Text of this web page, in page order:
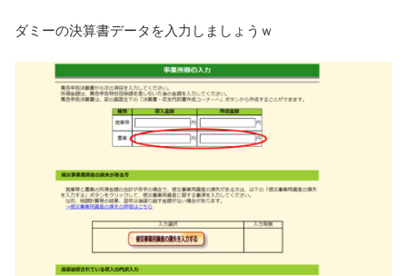
ダミーの決算書データを入力しましょうｗ